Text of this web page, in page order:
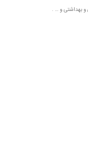
و بهداشتی و … .